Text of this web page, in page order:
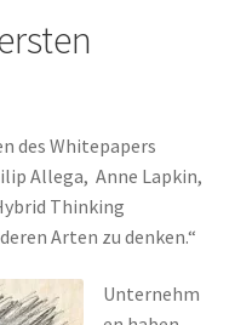
des Whitepapers
Allega, Anne Lapkin,
Thinking
Arten zu denken.“
Unternehm